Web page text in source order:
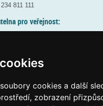
cookies a další
zobrazení
811 111
pro veřejnost:
podatelna: